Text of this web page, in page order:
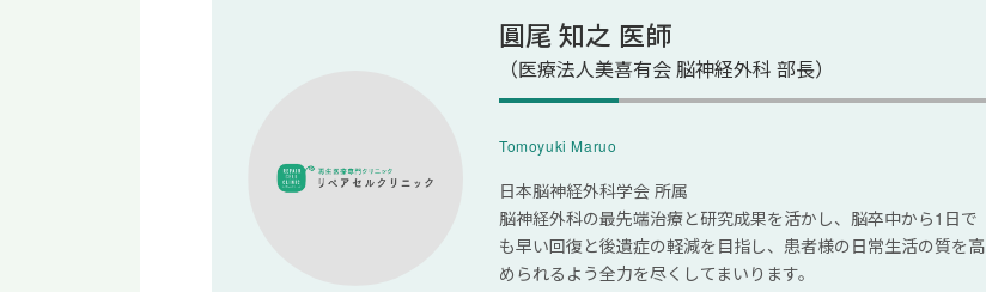
脳梗塞の振動（ブルブル）マシンについてよくある質問
振動（ブルブル）マシンは危険ですか？
圓尾 知之 医師
（医療法人美喜有会 脳神経外科 部長）
Tomoyuki Maruo
日本脳神経外科学会 所属
脳神経外科の最先端治療と研究成果を活かし、脳卒中から1日で
も早い回復と後遺症の軽減を目指し、患者様の日常生活の質を高
められるよう全力を尽くしてまいります。